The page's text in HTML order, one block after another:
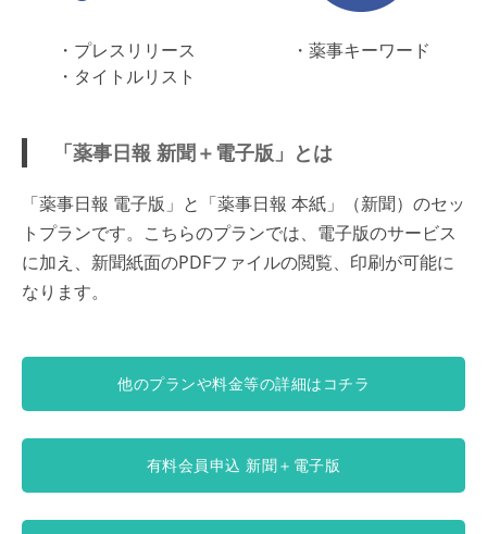
・プレスリリース
・タイトルリスト
・薬事キーワード
「薬事日報 新聞＋電子版」とは
「薬事日報 電子版」と「薬事日報 本紙」（新聞）のセッ
トプランです。こちらのプランでは、電子版のサービス
に加え、新聞紙面のPDFファイルの閲覧、印刷が可能に
なります。
他のプランや料金等の詳細はコチラ
有料会員申込 新聞＋電子版